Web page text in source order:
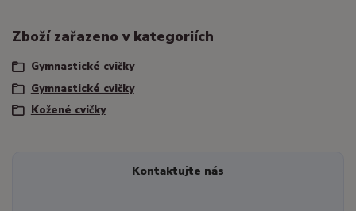
Zboží zařazeno v kategoriích
Gymnastické cvičky
Gymnastické cvičky
Kožené cvičky
Kontaktujte nás